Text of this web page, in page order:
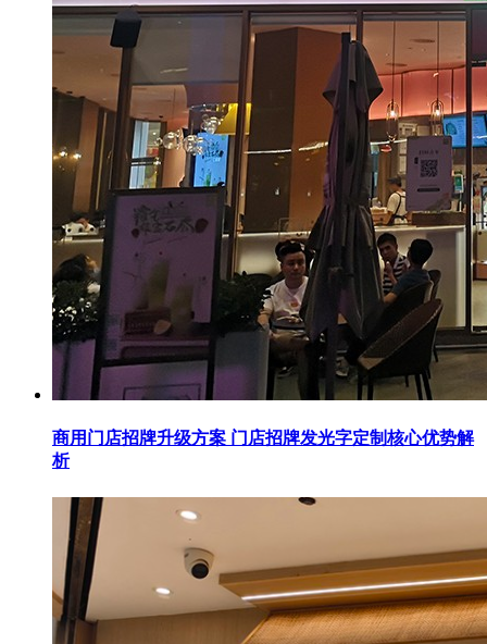
商用门店招牌升级方案 门店招牌发光字定制核心优势解
析